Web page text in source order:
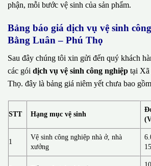
phận, mỗi bước vệ sinh của sản phẩm.
Bảng báo giá dịch vụ vệ sinh
Bằng Luân – Phú Thọ
Sau đây chúng tôi xin gửi đến quý khách
các gói dịch vụ vệ sinh công nghiệp tại Xã
Thọ. đây là bảng giá niêm yết chưa bao
STT Hạng mục vệ sinh
1
Vệ sinh công nghiệp nhà ở, nhà
xưởng